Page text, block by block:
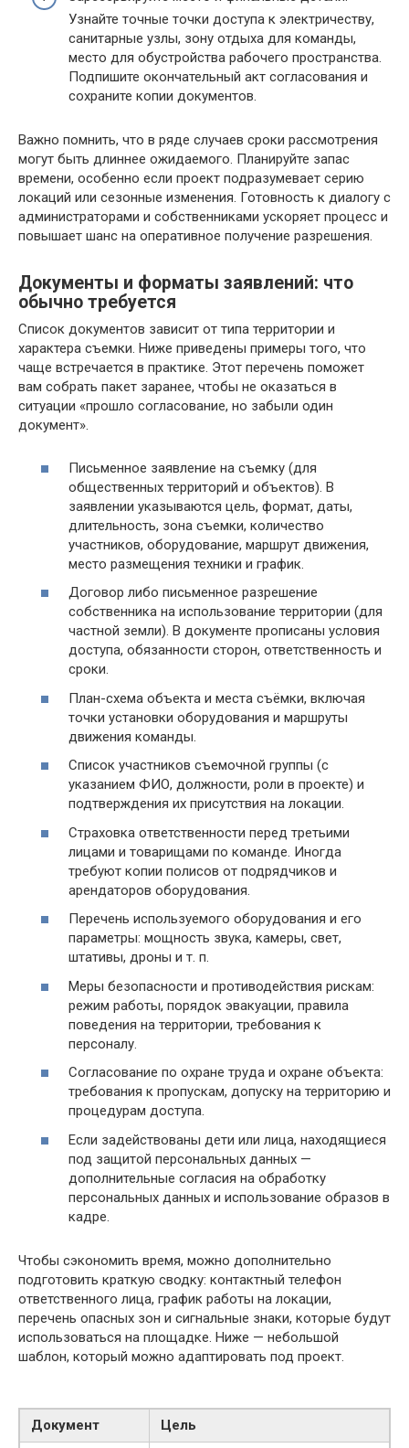
Узнайте точные точки доступа к электричеству,
санитарные узлы, зону отдыха для команды,
место для обустройства рабочего пространства.
Подпишите окончательный акт согласования и
сохраните копии документов.
Важно помнить, что в ряде случаев сроки рассмотрения
могут быть длиннее ожидаемого. Планируйте запас
времени, особенно если проект подразумевает серию
локаций или сезонные изменения. Готовность к диалогу с
администраторами и собственниками ускоряет процесс и
повышает шанс на оперативное получение разрешения.
Документы и форматы заявлений: что
обычно требуется
Список документов зависит от типа территории и
характера съемки. Ниже приведены примеры того, что
чаще встречается в практике. Этот перечень поможет
вам собрать пакет заранее, чтобы не оказаться в
ситуации «прошло согласование, но забыли один
документ».
Письменное заявление на съемку (для
общественных территорий и объектов). В
заявлении указываются цель, формат, даты,
длительность, зона съемки, количество
участников, оборудование, маршрут движения,
место размещения техники и график.
Договор либо письменное разрешение
собственника на использование территории (для
частной земли). В документе прописаны условия
доступа, обязанности сторон, ответственность и
сроки.
План-схема объекта и места съёмки, включая
точки установки оборудования и маршруты
движения команды.
Список участников съемочной группы (с
указанием ФИО, должности, роли в проекте) и
подтверждения их присутствия на локации.
Страховка ответственности перед третьими
лицами и товарищами по команде. Иногда
требуют копии полисов от подрядчиков и
арендаторов оборудования.
Перечень используемого оборудования и его
параметры: мощность звука, камеры, свет,
штативы, дроны и т. п.
Меры безопасности и противодействия рискам:
режим работы, порядок эвакуации, правила
поведения на территории, требования к
персоналу.
Согласование по охране труда и охране объекта:
требования к пропускам, допуску на территорию и
процедурам доступа.
Если задействованы дети или лица, находящиеся
под защитой персональных данных —
дополнительные согласия на обработку
персональных данных и использование образов в
кадре.
Чтобы сэкономить время, можно дополнительно
подготовить краткую сводку: контактный телефон
ответственного лица, график работы на локации,
перечень опасных зон и сигнальные знаки, которые будут
использоваться на площадке. Ниже — небольшой
шаблон, который можно адаптировать под проект.
Документ Цель